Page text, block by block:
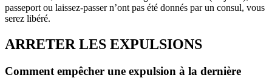
passeport ou laissez-passer n’ont pas été donnés par un consul, vous
serez libéré.
ARRETER LES EXPULSIONS
Comment empêcher une expulsion à la dernière